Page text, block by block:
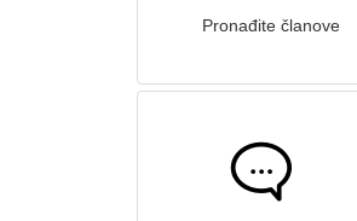
Pronađite članove